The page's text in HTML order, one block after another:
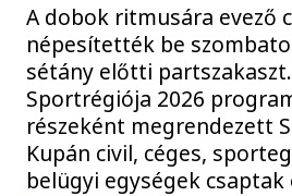
A dobok ritmusára evező
népesítették be
sétány előtti
Sportrégiója 2026
részeként megrendezett
Kupán civil, céges,
belügyi egységek csaptak